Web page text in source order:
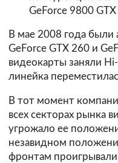
GeForce 9800
В мае 2008 года были
GeForce GTX 260 и
видеокарты заняли
линейка
В тот момент
всех секторах рынка
угрожало ее
незавидном
фронтам